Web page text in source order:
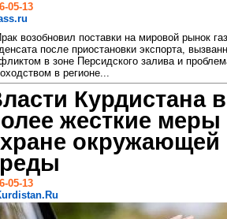
05-13
возобновил поставки на мировой рынок
после приостановки экспорта,
в зоне Персидского залива и
в регионе...
Курдистана
жесткие меры
окружающей
05-13